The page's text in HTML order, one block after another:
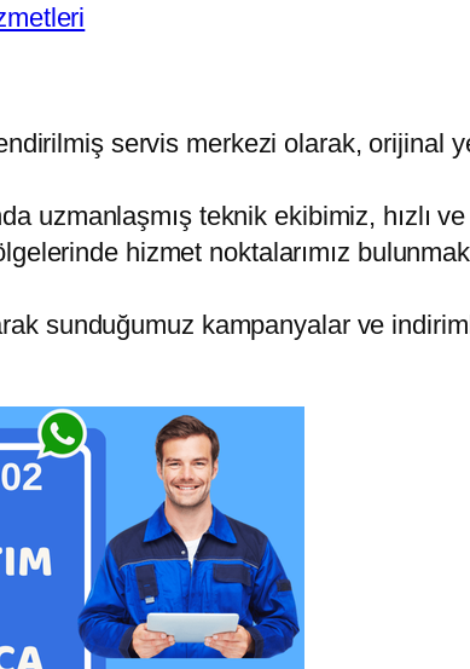
servis merkezi olarak, orijinal
uzmanlaşmış teknik ekibimiz, hızlı
hizmet noktalarımız
sunduğumuz kampanyalar ve